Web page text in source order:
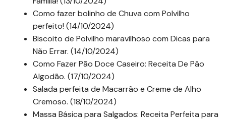
Como fazer bolinho de Chuva com Polvilho
perfeito! (14/10/2024)
Biscoito de Polvilho maravilhoso com Dicas para
Não Errar. (14/10/2024)
Como Fazer Pão Doce Caseiro: Receita De Pão
Algodão. (17/10/2024)
Salada perfeita de Macarrão e Creme de Alho
Cremoso. (18/10/2024)
Massa Básica para Salgados: Receita Perfeita para